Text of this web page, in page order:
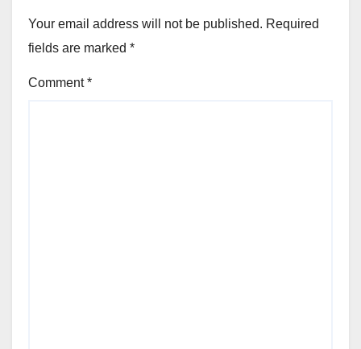
Your email address will not be published. Required
fields are marked *
Comment*